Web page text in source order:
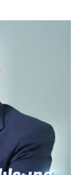
กอง
ขยะ
เป็นก
บุญ